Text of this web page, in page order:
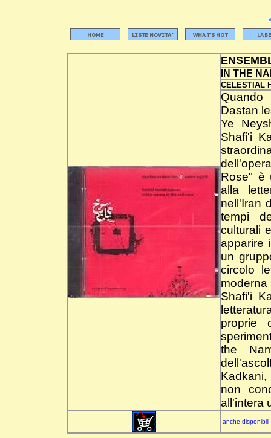
IN THE
CELESTIAL
Quando
Dastan
Ye
Shafi'i
Rose" è
alla
nell'Iran
tempi
culturali
apparire
un
circolo
Shafi'i
proprie
the
non
all'intera
anche disponibili